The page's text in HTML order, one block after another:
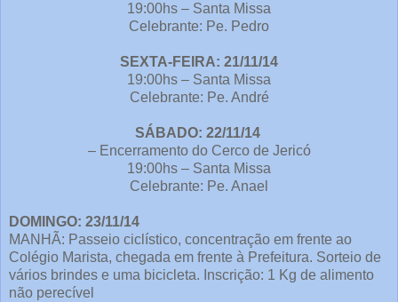
19:00hs – Santa Missa
Celebrante: Pe. Pedro
SEXTA-FEIRA: 21/11/14
19:00hs – Santa Missa
Celebrante: Pe. André
SÁBADO: 22/11/14
– Encerramento do Cerco de Jericó
19:00hs – Santa Missa
Celebrante: Pe. Anael
DOMINGO: 23/11/14
MANHÃ: Passeio ciclístico, concentração em frente ao
Colégio Marista, chegada em frente à Prefeitura. Sorteio de
vários brindes e uma bicicleta. Inscrição: 1 Kg de alimento
não perecível